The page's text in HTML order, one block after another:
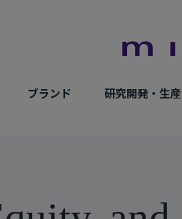
ブランド 研究開発・生産